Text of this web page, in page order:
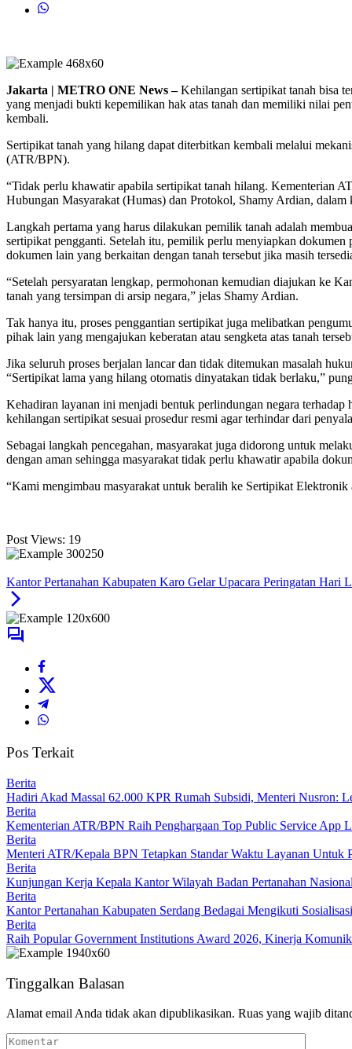
Jakarta | METRO ONE News –Kehilangan sertipikat tanah bisa
yang menjadi bukti kepemilikan hak atas tanah dan memiliki nilai
kembali.
Sertipikat tanah yang hilang dapat diterbitkan kembali melalui
(ATR/BPN).
“Tidak perlu khawatir apabila sertipikat tanah hilang. Kementerian
Hubungan Masyarakat (Humas) dan Protokol, Shamy Ardian, dalam
Langkah pertama yang harus dilakukan pemilik tanah adalah
sertipikat pengganti. Setelah itu, pemilik perlu menyiapkan
dokumen lain yang berkaitan dengan tanah tersebut jika masih
“Setelah persyaratan lengkap, permohonan kemudian diajukan ke
tanah yang tersimpan di arsip negara,” jelas Shamy Ardian.
Tak hanya itu, proses penggantian sertipikat juga melibatkan
pihak lain yang mengajukan keberatan atau sengketa atas tanah
Jika seluruh proses berjalan lancar dan tidak ditemukan masalah
“Sertipikat lama yang hilang otomatis dinyatakan tidak berlaku,”
Kehadiran layanan ini menjadi bentuk perlindungan negara terhadap
kehilangan sertipikat sesuai prosedur resmi agar terhindar dari
Sebagai langkah pencegahan, masyarakat juga didorong untuk
dengan aman sehingga masyarakat tidak perlu khawatir apabila
“Kami mengimbau masyarakat untuk beralih ke Sertipikat
Post Views: 19
Kantor Pertanahan Kabupaten Karo Gelar Upacara Peringatan Hari
Pos Terkait
Berita
Hadiri Akad Massal 62.000 KPR Rumah Subsidi, Menteri Nusron:
Berita
Kementerian ATR/BPN Raih Penghargaan Top Public Service App
Berita
Menteri ATR/Kepala BPN Tetapkan Standar Waktu Layanan Untuk
Berita
Kunjungan Kerja Kepala Kantor Wilayah Badan Pertanahan
Berita
Kantor Pertanahan Kabupaten Serdang Bedagai Mengikuti
Berita
Raih Popular Government Institutions Award 2026, Kinerja
Tinggalkan Balasan
Alamat email Anda tidak akan dipublikasikan. Ruas yang wajib